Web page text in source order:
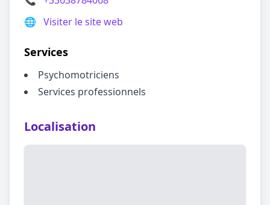
🌐 Visiter le site web
Services
Psychomotriciens
Services professionnels
Localisation